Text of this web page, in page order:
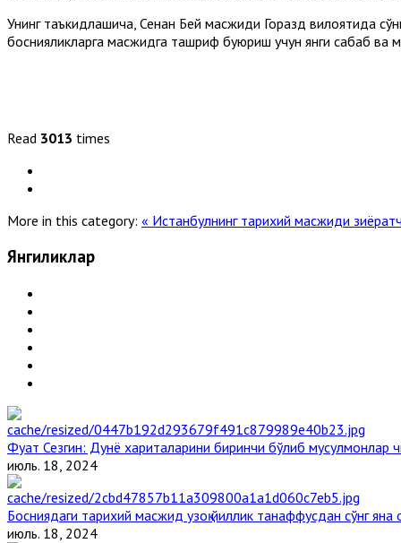
Унинг таъкидлашича, Сенан Бей масжиди Горазд вилоятида
боснияликларга масжидга ташриф буюриш учун янги сабаб ва
Read 3013 times
More in this category: « Истанбулнинг тарихий масжиди
Янгиликлар
Фуат Сезгин: Дунё хариталарини биринчи бўлиб мусулмонлар
июль. 18, 2024
Босниядаги тарихий масжид узоқ йиллик танаффусдан сўнг яна
июль. 18, 2024